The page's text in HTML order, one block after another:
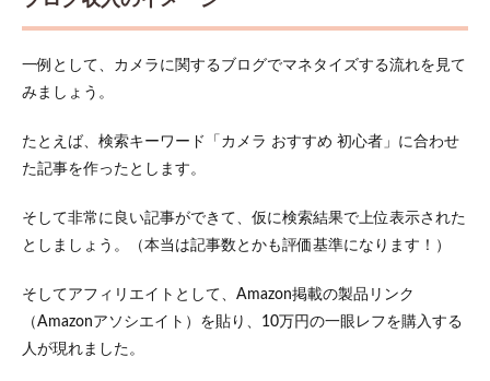
める
ステ
ップ
3：ブ
記事
を量
グで
収益
げる
一例として、カメラに関するブログでマネタイズする流れを見て
みましょう。
たとえば、検索キーワード「カメラ おすすめ 初心者」に合わせ
た記事を作ったとします。
そして非常に良い記事ができて、仮に検索結果で上位表示された
としましょう。（本当は記事数とかも評価基準になります！）
そしてアフィリエイトとして、Amazon掲載の製品リンク
（Amazonアソシエイト）を貼り、10万円の一眼レフを購入する
人が現れました。